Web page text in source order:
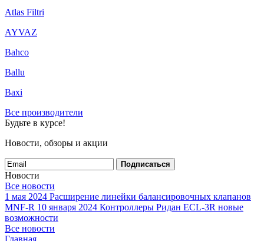
Atlas Filtri
AYVAZ
Bahco
Ballu
Baxi
Все производители
Будьте в курсе!
Новости, обзоры и акции
Подписаться
Новости
Все новости
1 мая 2024 Расширение линейки балансировочных клапанов
MNF-R 10 января 2024 Контроллеры Ридан ECL-3R новые
возможности
Все новости
Главная